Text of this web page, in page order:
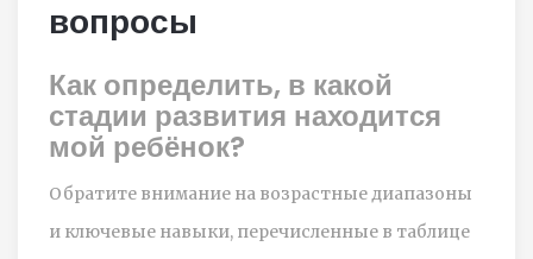
вопросы
Как определить, в какой
стадии развития находится
мой ребёнок?
Обратите внимание на возрастные диапазоны
и ключевые навыки, перечисленные в таблице